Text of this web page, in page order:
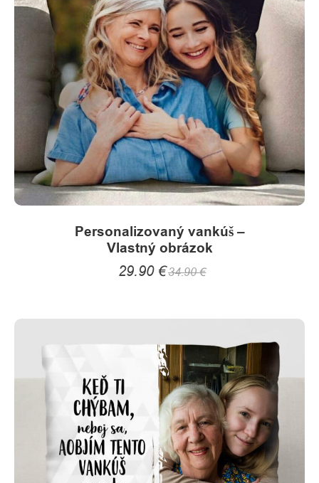
options
may
be
chosen
on
the
product
page
Personalizovaný vankúš –
Vlastný obrázok
29.90 €34.90€